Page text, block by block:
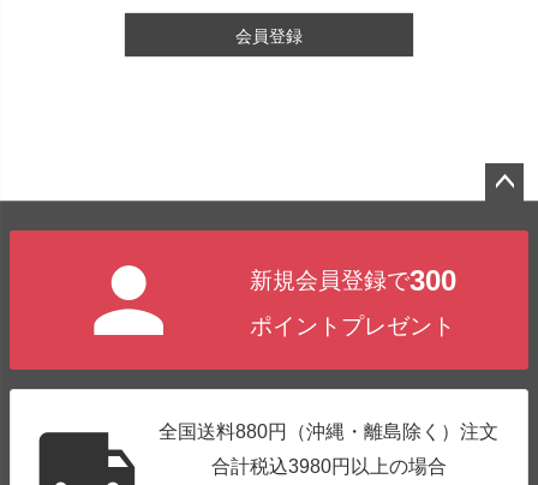
会員登録
新規会員登録で300
ポイントプレゼント
全国送料880円（沖縄・離島除く）注文
合計税込3980円以上の場合